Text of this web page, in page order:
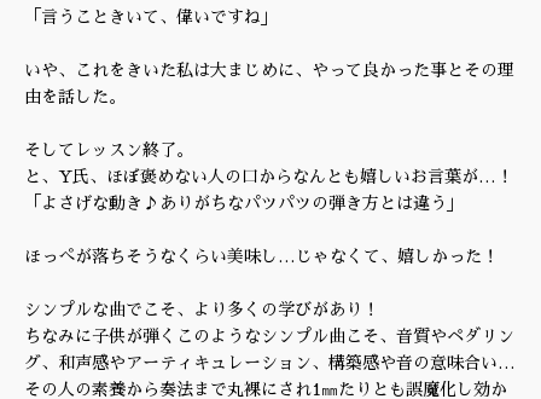
「言うこときいて、偉いですね」
いや、これをきいた私は大まじめに、やって良かった事とその理
由を話した。
そしてレッスン終了。
と、Y氏、ほぼ褒めない人の口からなんとも嬉しいお言葉が…！
「よさげな動き♪ありがちなパツパツの弾き方とは違う」
ほっぺが落ちそうなくらい美味し…じゃなくて、嬉しかった！
シンプルな曲でこそ、より多くの学びがあり！
ちなみに子供が弾くこのようなシンプル曲こそ、音質やペダリン
グ、和声感やアーティキュレーション、構築感や音の意味合い…
その人の素養から奏法まで丸裸にされ1㎜たりとも誤魔化し効か